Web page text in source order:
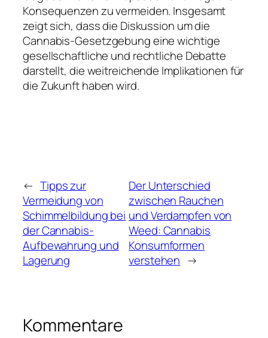
Konsequenzen zu vermeiden. Insgesamt
zeigt sich, dass die Diskussion um die
Cannabis-Gesetzgebung eine wichtige
gesellschaftliche und rechtliche Debatte
darstellt, die weitreichende Implikationen für
die Zukunft haben wird.
← Tipps zur
Vermeidung von
Schimmelbildung bei
der Cannabis-
Aufbewahrung und
Lagerung
Der Unterschied
zwischen Rauchen
und Verdampfen von
Weed: Cannabis
Konsumformen
verstehen →
Kommentare